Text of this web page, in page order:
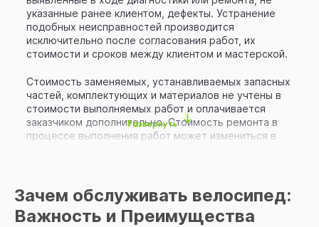
указанные ранее клиентом, дефекты. Устранение
подобных неисправностей производится
исключительно после согласования работ, их
стоимости и сроков между клиентом и мастерской.
Стоимость заменяемых, устанавливаемых запасных
частей, комплектующих и материалов не учтены в
стоимости выполняемых работ и оплачивается
заказчиком дополнительно. Стоимость ремонта в
процессе выполнения работ может измениться в
Велосипеды обслуживаются в порядке живой
очереди. Срок выполнения ремонта от 1 до 10 дней в
зависимости от загруженности мастерской и наличия
Развернуть
Зачем обслуживать велосипед:
Важность и Преимущества